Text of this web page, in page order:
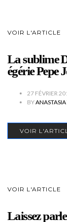
VOIR L'ARTICLE
La sublime
égérie Pepe
27 FÉVRIER
BY
VOIR
VOIR L'ARTICLE
Laissez